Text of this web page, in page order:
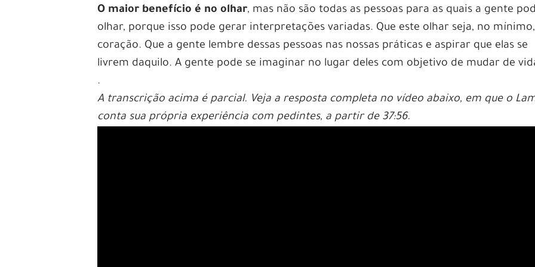
O maior benefício é no olhar, mas não são todas as pessoas para as quais a gente
olhar, porque isso pode gerar interpretações variadas. Que este olhar seja, no
coração. Que a gente lembre dessas pessoas nas nossas práticas e aspirar que elas se
livrem daquilo. A gente pode se imaginar no lugar deles com objetivo de mudar de
.
A transcrição acima é parcial. Veja a resposta completa no vídeo abaixo, em que o
conta sua própria experiência com pedintes, a partir de 37:56.